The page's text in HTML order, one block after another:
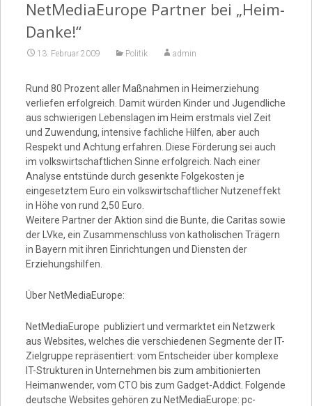
Nachrichten, Texte, Podcast, O-Töne,
NetMediaEurope Partner bei „Heim-
Danke!“
13. Februar 2009 Politik admin
Rund 80 Prozent aller Maßnahmen in Heimerziehung
verliefen erfolgreich. Damit würden Kinder und Jugendliche
aus schwierigen Lebenslagen im Heim erstmals viel Zeit
und Zuwendung, intensive fachliche Hilfen, aber auch
Respekt und Achtung erfahren. Diese Förderung sei auch
im volkswirtschaftlichen Sinne erfolgreich. Nach einer
Analyse entstünde durch gesenkte Folgekosten je
eingesetztem Euro ein volkswirtschaftlicher Nutzeneffekt
in Höhe von rund 2,50 Euro.
Weitere Partner der Aktion sind die Bunte, die Caritas sowie
der LVke, ein Zusammenschluss von katholischen Trägern
in Bayern mit ihren Einrichtungen und Diensten der
Erziehungshilfen.
Über NetMediaEurope:
NetMediaEurope publiziert und vermarktet ein Netzwerk
aus Websites, welches die verschiedenen Segmente der IT-
Zielgruppe repräsentiert: vom Entscheider über komplexe
IT-Strukturen in Unternehmen bis zum ambitionierten
Heimanwender, vom CTO bis zum Gadget-Addict. Folgende
deutsche Websites gehören zu NetMediaEurope: pc-